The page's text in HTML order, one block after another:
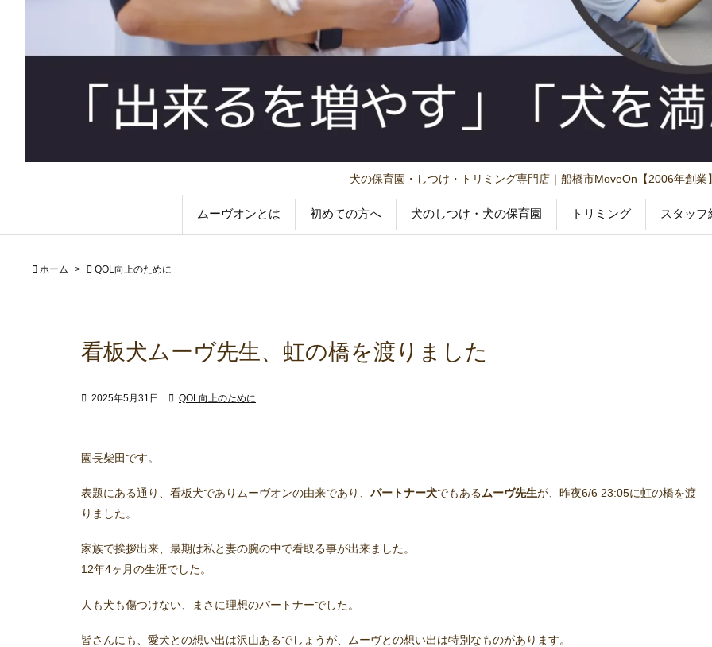
犬の保育園・しつけ・トリミング専門店｜船橋市MoveOn【2006年創業
ムーヴオンとは 初めての方へ 犬のしつけ・犬の保育園 トリミング スタッフ
 ホーム >  QOL向上のために
看板犬ムーヴ先生、虹の橋を渡りました
 2025年5月31日  QOL向上のために
園長柴田です。
表題にある通り、看板犬でありムーヴオンの由来であり、 パートナー犬でもあるムーヴ先生が、昨夜6/6 23:05に虹の橋を渡
りました。
家族で挨拶出来、最期は私と妻の腕の中で看取る事が出来ました。
12年4ヶ月の生涯でした。
人も犬も傷つけない、まさに理想のパートナーでした。
皆さんにも、愛犬との想い出は沢山あるでしょうが、ムーヴとの想い出は特別なものがあります。